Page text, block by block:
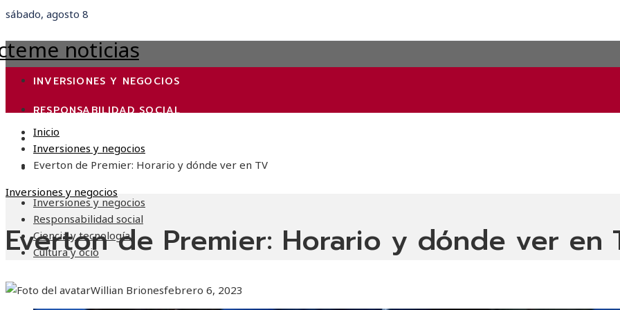
sábado, agosto 8
INVERSIONES Y NEGOCIOS
RESPONSABILIDAD SOCIAL
CIENCIA Y TECNOLOGÍA
CULTURA Y OCIO
Inversiones y negocios
Responsabilidad social
Ciencia y tecnología
Cultura y ocio
Inicio
Inversiones y negocios
Everton de Premier: Horario y dónde ver en TV
Inversiones y negocios
Everton de Premier: Horario y dónde ver en
Willian Brionesfebrero 6, 2023